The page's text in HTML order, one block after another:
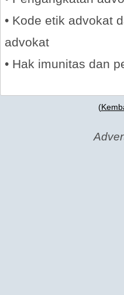
• Kode etik advokat
advokat
• Hak imunitas dan
(